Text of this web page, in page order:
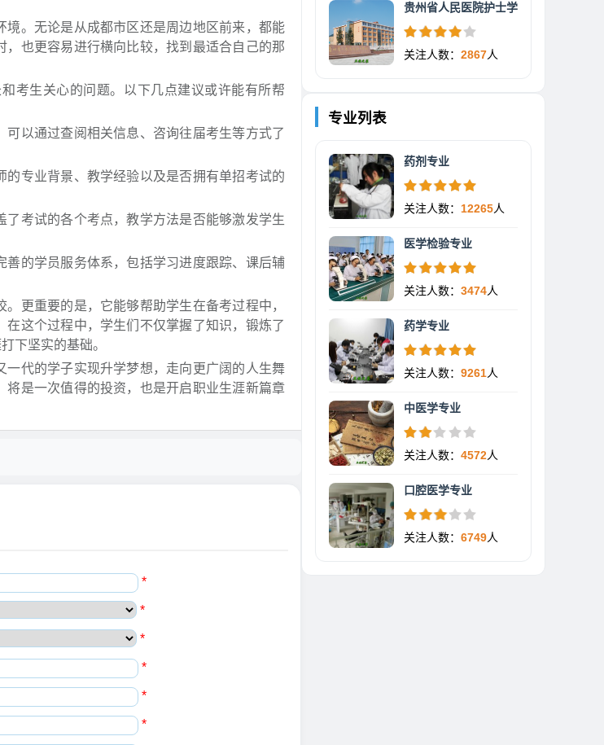
。无论是从成都市区还是周边地区前来，都能
也更容易进行横向比较，找到最适合自己的那
考生关心的问题。以下几点建议或许能有所帮
以通过查阅相关信息、咨询往届考生等方式了
专业背景、教学经验以及是否拥有单招考试的
考试的各个考点，教学方法是否能够激发学生
的学员服务体系，包括学习进度跟踪、课后辅
更重要的是，它能够帮助学生在备考过程中，
这个过程中，学生们不仅掌握了知识，锻炼了
下坚实的基础。
代的学子实现升学梦想，走向更广阔的人生舞
是一次值得的投资，也是开启职业生涯新篇章
*
*
*
*
*
*
贵州省人民医院护士学
关注人数： 2867人
专业列表
药剂专业
关注人数： 12265人
医学检验专业
关注人数： 3474人
药学专业
关注人数： 9261人
中医学专业
关注人数： 4572人
口腔医学专业
关注人数： 6749人